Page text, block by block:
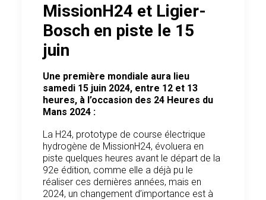
MissionH24 et Ligier-
Bosch en piste le 15
juin
Une première mondiale aura lieu
samedi 15 juin 2024, entre 12 et 13
heures, à l’occasion des 24 Heures du
Mans 2024 :
La H24, prototype de course électrique
hydrogène de MissionH24, évoluera en
piste quelques heures avant le départ de la
92e édition, comme elle a déjà pu le
réaliser ces dernières années, mais en
2024, un changement d’importance est à